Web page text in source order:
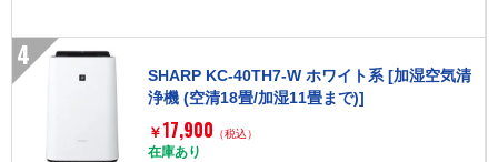
4
SHARP KC-40TH7-W ホワイト系 [加湿空気清
浄機 (空清18畳/加湿11畳まで)]
￥ 17,900 （税込）
在庫あり